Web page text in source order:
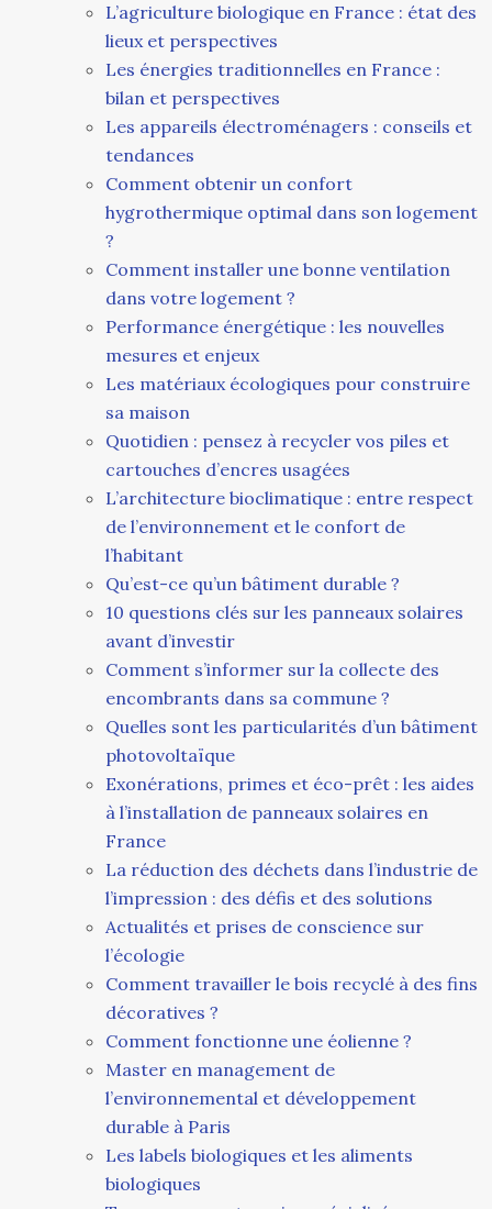
L’agriculture biologique en France : état des
lieux et perspectives
Les énergies traditionnelles en France :
bilan et perspectives
Les appareils électroménagers : conseils et
tendances
Comment obtenir un confort
hygrothermique optimal dans son logement
?
Comment installer une bonne ventilation
dans votre logement ?
Performance énergétique : les nouvelles
mesures et enjeux
Les matériaux écologiques pour construire
sa maison
Quotidien : pensez à recycler vos piles et
cartouches d’encres usagées
L’architecture bioclimatique : entre respect
de l’environnement et le confort de
l’habitant
Qu’est-ce qu’un bâtiment durable ?
10 questions clés sur les panneaux solaires
avant d’investir
Comment s’informer sur la collecte des
encombrants dans sa commune ?
Quelles sont les particularités d’un bâtiment
photovoltaïque
Exonérations, primes et éco-prêt : les aides
à l’installation de panneaux solaires en
France
La réduction des déchets dans l’industrie de
l’impression : des défis et des solutions
Actualités et prises de conscience sur
l’écologie
Comment travailler le bois recyclé à des fins
décoratives ?
Comment fonctionne une éolienne ?
Master en management de
l’environnemental et développement
durable à Paris
Les labels biologiques et les aliments
biologiques